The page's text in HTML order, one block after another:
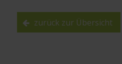
zurück zur Übersicht